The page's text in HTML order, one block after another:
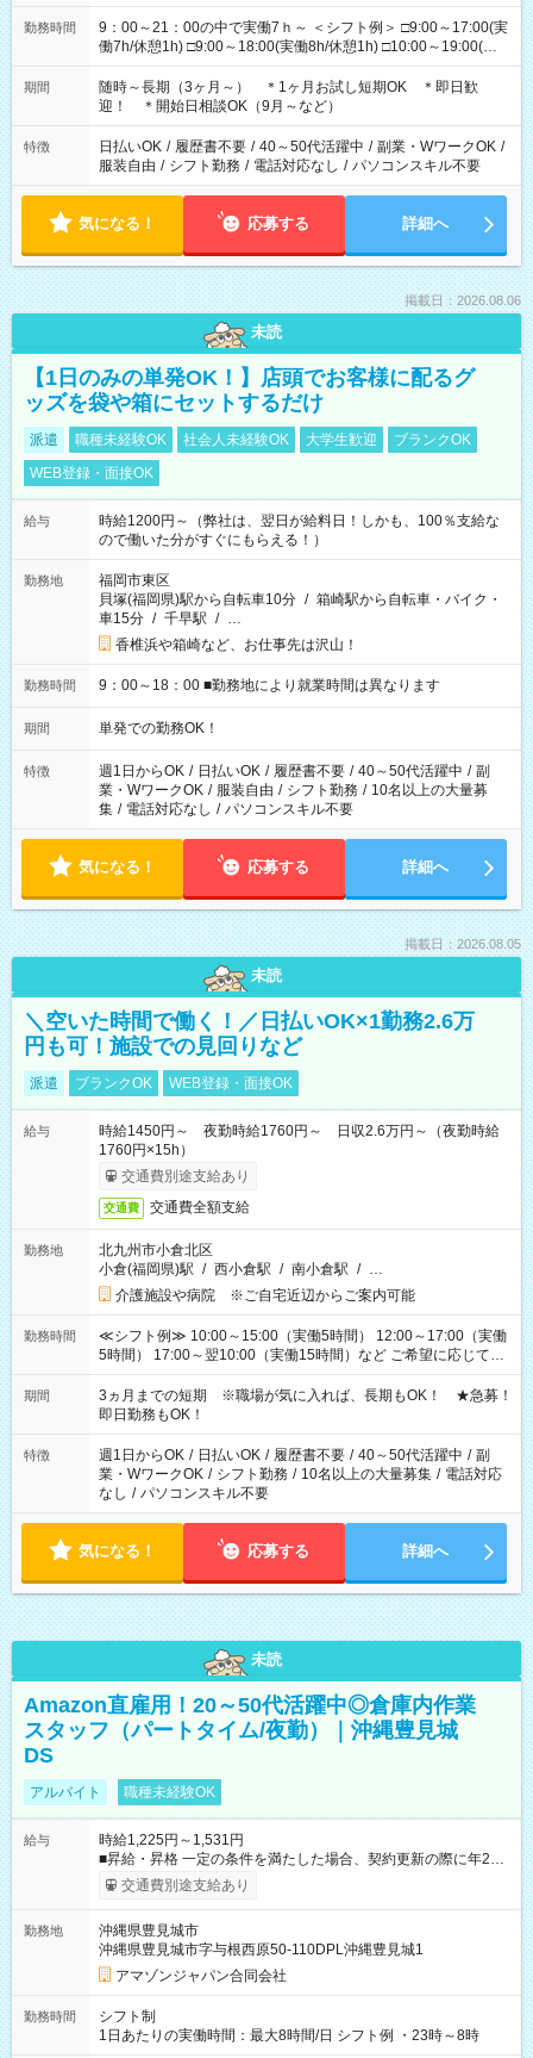
勤務時間
9：00～21：00の中で実働7ｈ～ ＜シフト例＞ □9:00～17:00(実
働7h/休憩1h) □9:00～18:00(実働8h/休憩1h) □10:00～19:00(実
働8h/休憩1h) □11:00～20:00(実働8h/休憩1h) □12:00～20:00(実
働7h/休憩1h) □12:00～21:00(実働7h/休憩1h) ＊固定OK ＊選べ
る時間帯！
期間
随時～長期（3ヶ月～） ＊1ヶ月お試し短期OK ＊即日歓
迎！ ＊開始日相談OK（9月～など）
特徴 日払いOK / 履歴書不要 / 40～50代活躍中 / 副業・WワークOK /
服装自由 / シフト勤務 / 電話対応なし / パソコンスキル不要
気になる！ 応募する 詳細へ
掲載日：2026.08.06
未読
【1日のみの単発OK！】店頭でお客様に配るグ
ッズを袋や箱にセットするだけ
派遣 職種未経験OK 社会人未経験OK 大学生歓迎
ブランクOK
WEB登録・面接OK
給与
時給1200円～（弊社は、翌日が給料日！しかも、100％支給な
ので働いた分がすぐにもらえる！）
勤務地
福岡市東区
貝塚(福岡県)駅から自転車10分 / 箱崎駅から自転車・バイク・
車15分 / 千早駅 / …
香椎浜や箱崎など、お仕事先は沢山！
勤務時間 9：00～18：00 ■勤務地により就業時間は異なります
期間 単発での勤務OK！
特徴 週1日からOK / 日払いOK / 履歴書不要 / 40～50代活躍中 / 副
業・WワークOK / 服装自由 / シフト勤務 / 10名以上の大量募
集 / 電話対応なし / パソコンスキル不要
気になる！ 応募する 詳細へ
掲載日：2026.08.05
未読
＼空いた時間で働く！／日払いOK×1勤務2.6万
円も可！施設での見回りなど
派遣 ブランクOK WEB登録・面接OK
給与
時給1450円～ 夜勤時給1760円～ 日収2.6万円～（夜勤時給
1760円×15h）
交通費別途支給あり
交通費 交通費全額支給
勤務地
北九州市小倉北区
小倉(福岡県)駅 / 西小倉駅 / 南小倉駅 / …
介護施設や病院 ※ご自宅近辺からご案内可能
勤務時間
≪シフト例≫ 10:00～15:00（実働5時間） 12:00～17:00（実働
5時間） 17:00～翌10:00（実働15時間）など ご希望に応じて、
働く時間は調整できます！ お気軽に担当へ相談ください！
期間
3ヵ月までの短期 ※職場が気に入れば、長期もOK！ ★急募！
即日勤務もOK！
特徴 週1日からOK / 日払いOK / 履歴書不要 / 40～50代活躍中 / 副
業・WワークOK / シフト勤務 / 10名以上の大量募集 / 電話対応
なし / パソコンスキル不要
気になる！ 応募する 詳細へ
未読
Amazon直雇用！20～50代活躍中◎倉庫内作業
スタッフ（パートタイム/夜勤）｜沖縄豊見城
DS
アルバイト 職種未経験OK
給与
時給1,225円～1,531円
■昇給・昇格 一定の条件を満たした場合、契約更新の際に年2回
まで昇給の機会があります。 ■正社員登用制度あり ※月末締/翌
月25日支払い ※時間外手当、別途支給 ※深夜割増賃金 (22:00～
☆Amazon直雇用で安定して働けます！ 【試用期間】試用期間
あり 試用期間の長さ：1週間 雇用形態、給与は本採用時と同じ
です。
交通費別途支給あり
勤務地
沖縄県豊見城市
沖縄県豊見城市字与根西原50-110DPL沖縄豊見城1
アマゾンジャパン合同会社
勤務時間
シフト制
1日あたりの実働時間：最大8時間/日 シフト例 ・23時～8時